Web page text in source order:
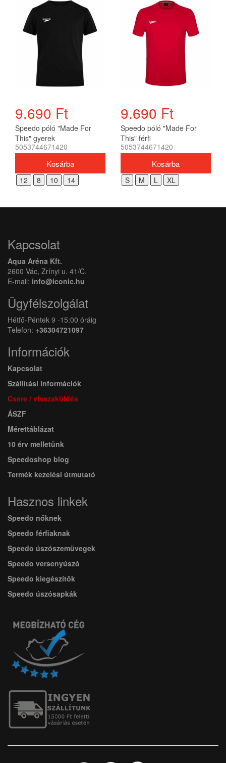
9.690 Ft
Speedo póló "Made For
This" gyerek
5053744671420
12 8 10 14
9.690 Ft
Speedo póló "Made For
This" férfi
5053744671420
S M L XL
Kapcsolat
Aqua Aréna Kft.
2600 Vác, Zrínyi u. 41/C.
E-mail: info@iconic.hu
Ügyfélszolgálat
Hétfő-Péntek 9 -15:00 óráig
Telefon: +36304721097
Információk
Kapcsolat
Szállítási információk
Csere / visszaküldés
ÁSZF
Mérettáblázat
10 érv melletünk
Speedoshop blog
Termék kezelési útmutató
Hasznos linkek
Speedo nőknek
Speedo férfiaknak
Speedo úszószemüvegek
Speedo versenyúszó
Speedo kiegészítők
Speedo úszósapkák